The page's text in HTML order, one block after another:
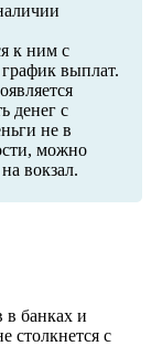
к ним с
выплат.
денег с
не в
можно
вокзал.
в банках и
столкнется с